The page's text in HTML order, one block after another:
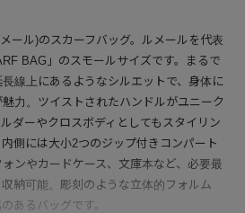
ール)のスカーフバッグ。ルメールを代表
BAG」のスモールサイズです。まるで
線上にあるようなシルエットで、身体に
力。ツイストされたハンドルがユニーク
ダーやクロスボディとしてもスタイリン
側には大小2つのジップ付きコンパート
ンやカードケース、文庫本など、必要最
納可能。彫刻のような立体的フォルム
あるバッグです。